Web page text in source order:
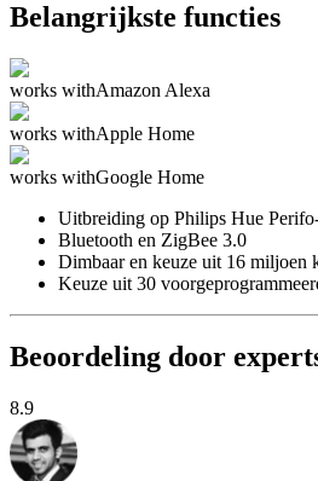
Belangrijkste functies
works withAmazon Alexa
works withApple Home
works withGoogle Home
Uitbreiding op Philips Hue
Bluetooth en ZigBee 3.0
Dimbaar en keuze uit 16 miljoen
Keuze uit 30
Beoordeling door
8.9